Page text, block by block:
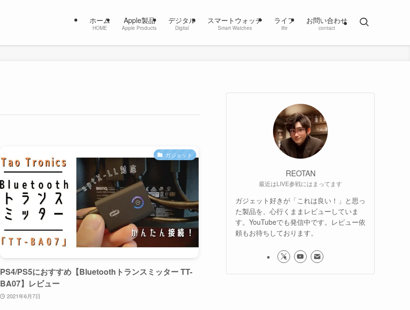
ホーム
HOME
Apple製品
Apple Products
デジタル
Digital
スマートウォッチ
Smart Watches
ライフ
life
お問い合わせ
contact
ガジェット
PS4/PS5におすすめ【Bluetoothトランスミッター TT-
BA07】レビュー
2021年6月7日
REOTAN
最近はLIVE参戦にはまってます
ガジェット好きが「これは良い！」と思っ
た製品を、心行くままレビューしていま
す。YouTubeでも発信中です。レビュー依
頼もお待ちしております。